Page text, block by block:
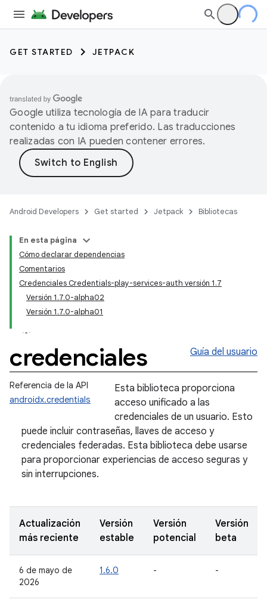
GET STARTED JETPACK
Google utiliza tecnología de IA para traducir
contenido a tu idioma preferido. Las traducciones
realizadas con IA pueden contener errores.
Android Developers Get started Jetpack Bibliotecas
En esta página
Cómo declarar dependencias
Comentarios
Credenciales Credentials-play-services-auth versión 1.7
Versión 1.7.0-alpha02
Versión 1.7.0-alpha01
credenciales Guía del usuario
Referencia de la API
androidx.credentials
Esta biblioteca proporciona
acceso unificado a las
credenciales de un usuario. Esto
puede incluir contraseñas, llaves de acceso y
credenciales federadas. Esta biblioteca debe usarse
para proporcionar experiencias de acceso seguras y
sin interrupciones.
Actualización
más reciente
Versión
estable
Versión
potencial
Versión
beta
6 de mayo de
2026
1.6.0 - -